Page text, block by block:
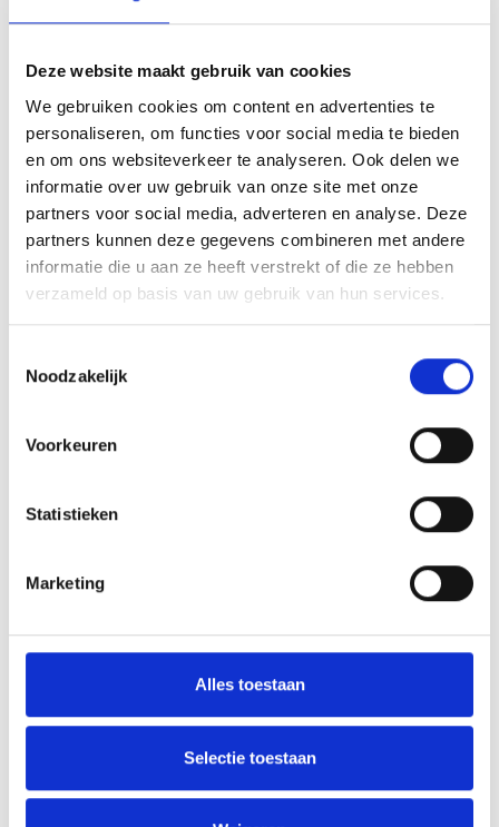
Deze website maakt gebruik van cookies
We gebruiken cookies om content en advertenties te
personaliseren, om functies voor social media te bieden
en om ons websiteverkeer te analyseren. Ook delen we
informatie over uw gebruik van onze site met onze
partners voor social media, adverteren en analyse. Deze
partners kunnen deze gegevens combineren met andere
informatie die u aan ze heeft verstrekt of die ze hebben
verzameld op basis van uw gebruik van hun services.
Noodzakelijk
Voorkeuren
Statistieken
Marketing
Alles toestaan
Selectie toestaan
Toeti Noemi
Bij Toeti Noemi ontdek je een verrassende collectie
damesmode, schoenen en accessoires. Van
elegante jurken en stijlvolle outfits tot trendy
schoenen en mooie details om je look compleet te
maken.
De combinatie van unieke items, kwaliteit en
betaalbaarheid maakt deze winkel een geliefde plek
voor modeliefhebbers.